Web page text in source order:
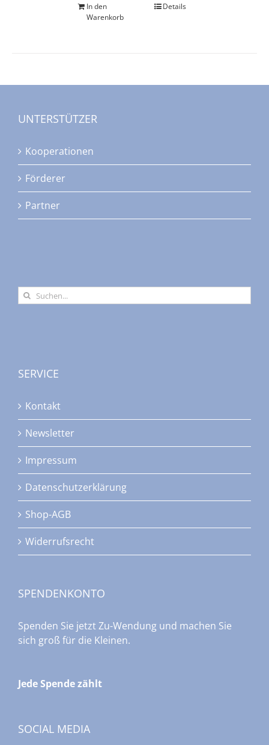
In den
Warenkorb
Details
UNTERSTÜTZER
Kooperationen
Förderer
Partner
Suche
nach:
SERVICE
Kontakt
Newsletter
Impressum
Datenschutzerklärung
Shop-AGB
Widerrufsrecht
SPENDENKONTO
Spenden Sie jetzt Zu-Wendung und machen Sie
sich groß für die Kleinen.
Jede Spende zählt
SOCIAL MEDIA